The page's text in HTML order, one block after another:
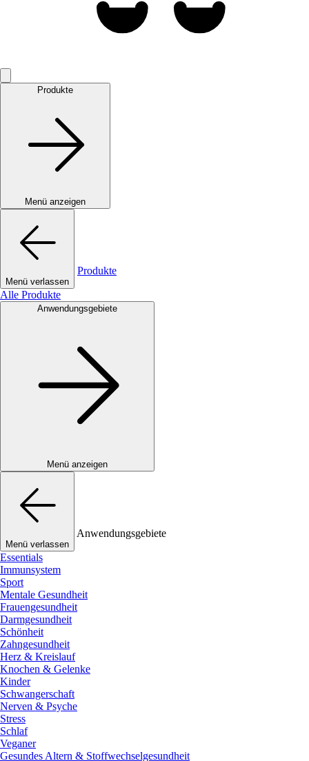
Produkte
Menü anzeigen
Menü verlassen
Produkte
Alle Produkte
Anwendungsgebiete
Menü anzeigen
Menü verlassen
Anwendungsgebiete
Essentials
Immunsystem
Sport
Mentale Gesundheit
Frauengesundheit
Darmgesundheit
Schönheit
Zahngesundheit
Herz & Kreislauf
Knochen & Gelenke
Kinder
Schwangerschaft
Nerven & Psyche
Stress
Schlaf
Veganer
Gesundes Altern & Stoffwechselgesundheit